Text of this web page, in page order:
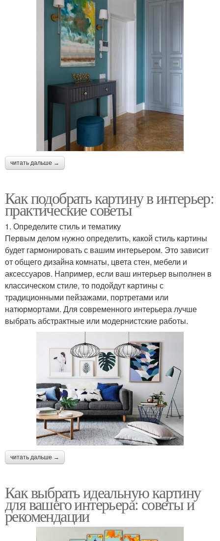
читать дальше →
Как подобрать картину в интерьер:
практические советы
1. Определите стиль и тематику
Первым делом нужно определить, какой стиль картины
будет гармонировать с вашим интерьером. Это зависит
от общего дизайна комнаты, цвета стен, мебели и
аксессуаров. Например, если ваш интерьер выполнен в
классическом стиле, то подойдут картины с
традиционными пейзажами, портретами или
натюрмортами. Для современного интерьера лучше
выбрать абстрактные или модернистские работы.
читать дальше →
Как выбрать идеальную картину
для вашего интерьера: советы и
рекомендации